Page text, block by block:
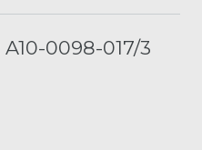
A10-0098-017/3